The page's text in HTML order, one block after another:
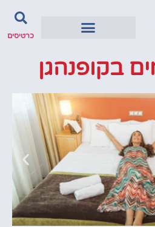
כרטיסים